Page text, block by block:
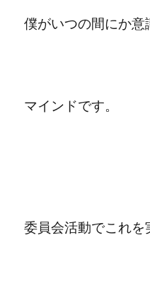
僕がいつの間にか意
マインドです。
委員会活動でこれを